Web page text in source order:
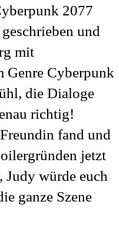
2077
und
mit
Genre Cyberpunk
die Dialoge
richtig!
fand und
jetzt
würde euch
ganze Szene